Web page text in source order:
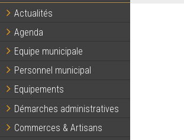
Actualités
Agenda
Equipe municipale
Personnel municipal
Equipements
Démarches administratives
Commerces & Artisans